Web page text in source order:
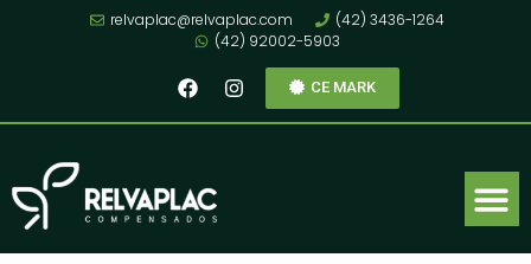
relvaplac@relvaplac.com
(42) 3436-1264
(42) 92002-5903
CE MARK